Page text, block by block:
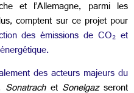
et l’Allemagne, parmi les
comptent sur ce projet pour
des émissions de CO₂ et
des acteurs majeurs du
Sonatrachet Sonelgazseront